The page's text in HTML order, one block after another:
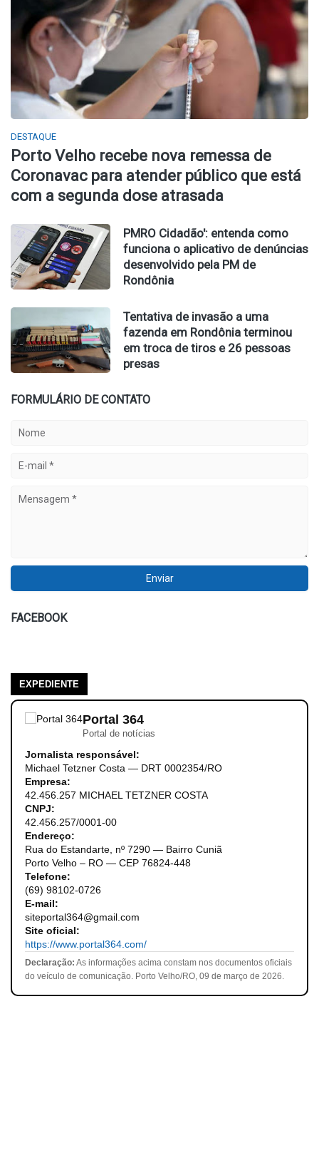
DESTAQUE
Porto Velho recebe nova remessa de
Coronavac para atender público que está
com a segunda dose atrasada
PMRO Cidadão': entenda como
funciona o aplicativo de denúncias
desenvolvido pela PM de
Rondônia
Tentativa de invasão a uma
fazenda em Rondônia terminou
em troca de tiros e 26 pessoas
presas
FORMULÁRIO DE CONTATO
FACEBOOK
EXPEDIENTE
Portal 364
Portal de notícias
Jornalista responsável:
Michael Tetzner Costa — DRT 0002354/RO
Empresa:
42.456.257 MICHAEL TETZNER COSTA
CNPJ:
42.456.257/0001-00
Endereço:
Rua do Estandarte, nº 7290 — Bairro Cuniã
Porto Velho – RO — CEP 76824-448
Telefone:
(69) 98102-0726
E-mail:
siteportal364@gmail.com
Site oficial:
https://www.portal364.com/
Declaração: As informações acima constam nos documentos oficiais
do veículo de comunicação. Porto Velho/RO, 09 de março de 2026.